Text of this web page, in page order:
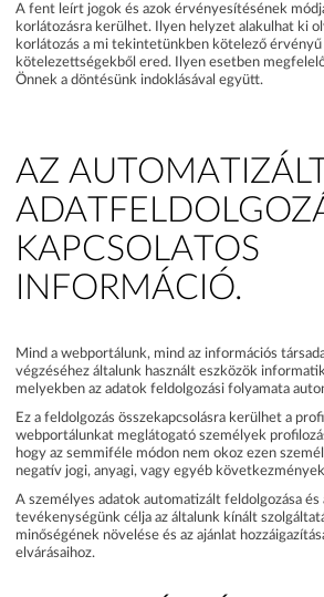
A fent leírt jogok és azok érvényesítésének
korlátozásra kerülhet. Ilyen helyzet alakulhat ki
korlátozás a mi tekintetünkben kötelező
kötelezettségekből ered. Ilyen esetben
Önnek a döntésünk indoklásával együtt.
AZ AUTOMATIZÁLT
KAPCSOLATOS
INFORMÁCIÓ.
Mind a webportálunk, mind az információs
végzéséhez általunk használt eszközök
melyekben az adatok feldolgozási folyamata
Ez a feldolgozás összekapcsolásra kerülhet a
webportálunkat meglátogató személyek
hogy az semmiféle módon nem okoz ezen
negatív jogi, anyagi, vagy egyéb
A személyes adatok automatizált feldolgozása
tevékenységünk célja az általunk kínált
minőségének növelése és az ajánlat
elvárásaihoz.